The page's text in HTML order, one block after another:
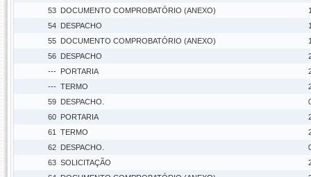
53 DOCUMENTO COMPROBATÓRIO (ANEXO)
54 DESPACHO
55 DOCUMENTO COMPROBATÓRIO (ANEXO)
56 DESPACHO
--- PORTARIA
--- TERMO
59 DESPACHO.
60 PORTARIA
61
TERMO
62 DESPACHO.
63 SOLICITAÇÃO